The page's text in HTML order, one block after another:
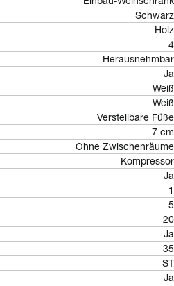
Schwarz
Holz
4
Herausnehmbar
Ja
Weiß
Weiß
Verstellbare Füße
7 cm
Ohne Zwischenräume
Kompressor
Ja
1
5
20
Ja
35
ST
Ja